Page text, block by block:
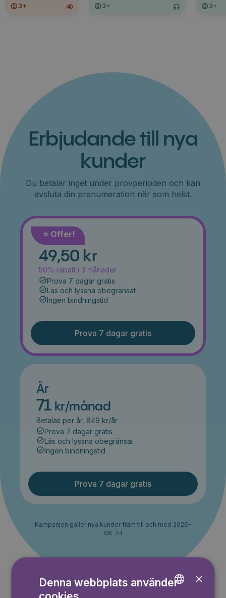
3+ 3+ 3+
Erbjudande till nya
kunder
Du betalar inget under provperioden och kan
avsluta din prenumeration när som helst.
⭐️ Offer!
Månad
49,50 kr
50% rabatt i 3 månader
Prova 7 dagar gratis
Läs och lyssna obegränsat
Ingen bindningstid
Prova 7 dagar gratis
År
71 kr/månad
Betalas per år, 849 kr/år
Prova 7 dagar gratis
Läs och lyssna obegränsat
Ingen bindningstid
Prova 7 dagar gratis
Kampanjen gäller nya kunder fram till och med 2026-
08-24
×
Denna webbplats använder